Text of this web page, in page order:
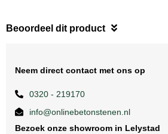
Beoordeel dit product
Neem direct contact met ons op
0320 - 219170
info@onlinebetonstenen.nl
Bezoek onze showroom in Lelystad